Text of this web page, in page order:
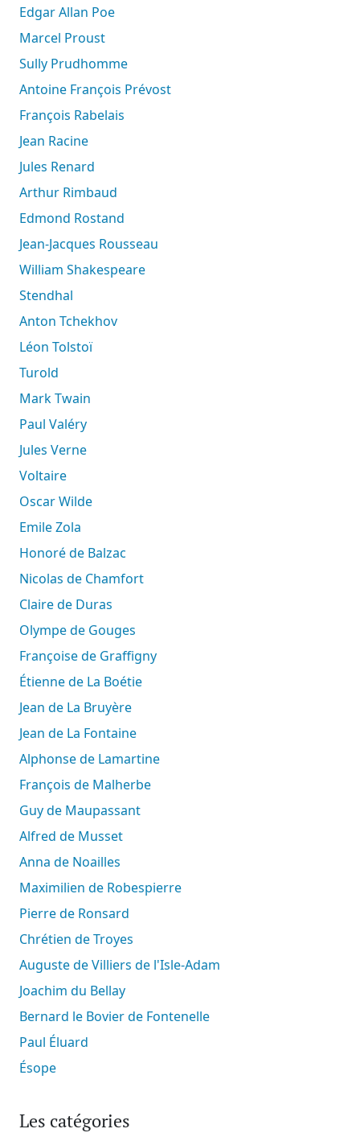
Edgar Allan Poe
Marcel Proust
Sully Prudhomme
Antoine François Prévost
François Rabelais
Jean Racine
Jules Renard
Arthur Rimbaud
Edmond Rostand
Jean-Jacques Rousseau
William Shakespeare
Stendhal
Anton Tchekhov
Léon Tolstoï
Turold
Mark Twain
Paul Valéry
Jules Verne
Voltaire
Oscar Wilde
Emile Zola
Honoré de Balzac
Nicolas de Chamfort
Claire de Duras
Olympe de Gouges
Françoise de Graffigny
Étienne de La Boétie
Jean de La Bruyère
Jean de La Fontaine
Alphonse de Lamartine
François de Malherbe
Guy de Maupassant
Alfred de Musset
Anna de Noailles
Maximilien de Robespierre
Pierre de Ronsard
Chrétien de Troyes
Auguste de Villiers de l'Isle-Adam
Joachim du Bellay
Bernard le Bovier de Fontenelle
Paul Éluard
Ésope
Les catégories